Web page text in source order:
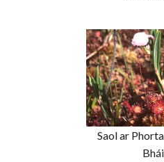
Saol ar